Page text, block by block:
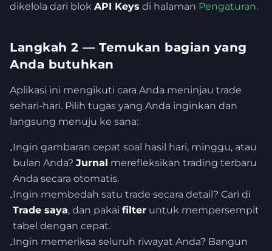
dikelola dari blok API Keys di halaman Pengaturan.
Langkah 2 — Temukan bagian yang
Anda butuhkan
Aplikasi ini mengikuti cara Anda meninjau trade
sehari-hari. Pilih tugas yang Anda inginkan dan
langsung menuju ke sana:
•Ingin gambaran cepat soal hasil hari, minggu, atau
bulan Anda? Jurnal merefleksikan trading terbaru
Anda secara otomatis.
•Ingin membedah satu trade secara detail? Cari di
Trade saya, dan pakai filter untuk mempersempit
tabel dengan cepat.
•Ingin memeriksa seluruh riwayat Anda? Bangun